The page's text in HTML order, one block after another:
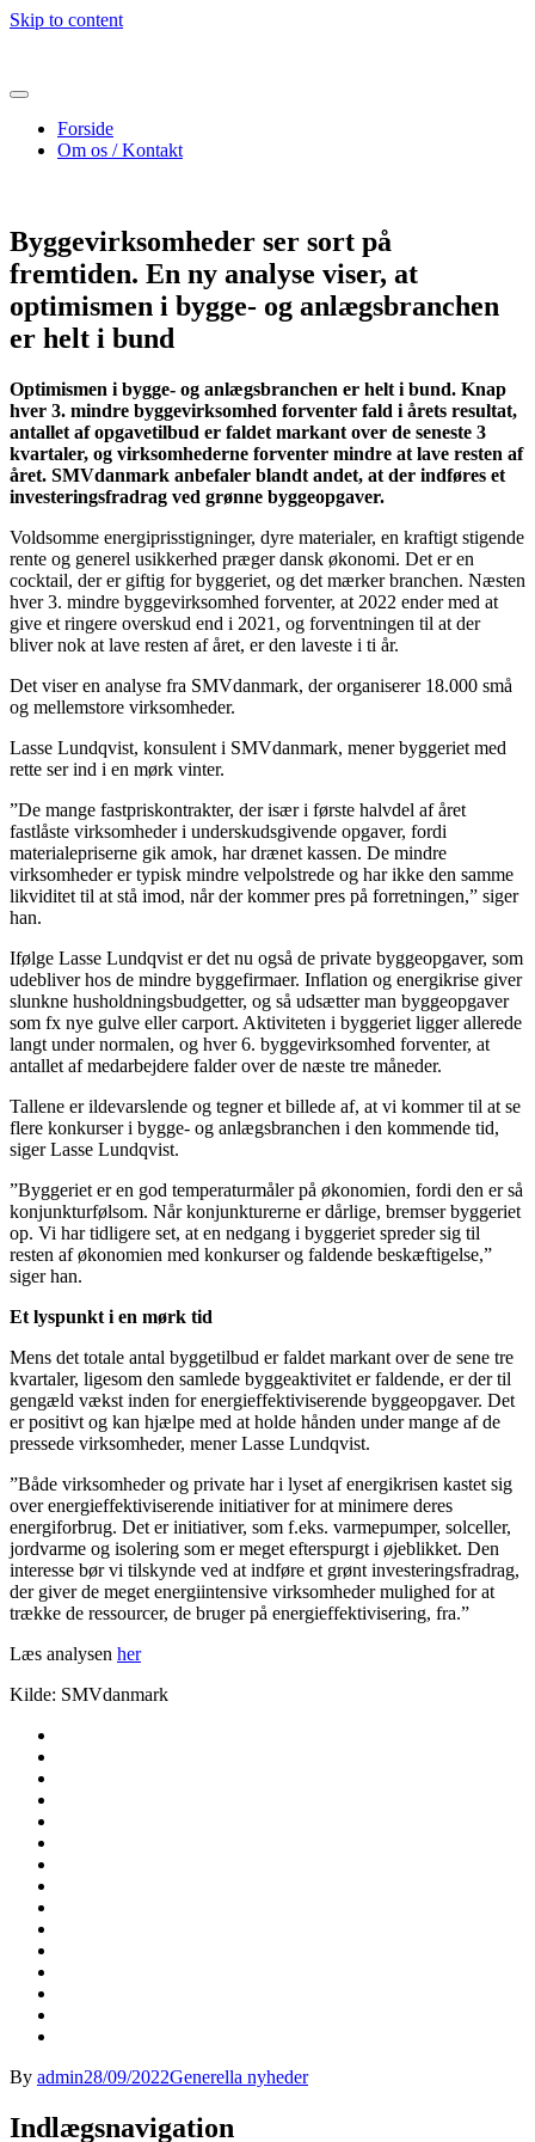
Skip to content
Forside
Om os / Kontakt
Byggevirksomheder ser sort på
fremtiden. En ny analyse viser, at
optimismen i bygge- og anlægsbranchen
er helt i bund
Optimismen i bygge- og anlægsbranchen er helt i bund. Knap
hver 3. mindre byggevirksomhed forventer fald i årets resultat,
antallet af opgavetilbud er faldet markant over de seneste 3
kvartaler, og virksomhederne forventer mindre at lave resten af
året. SMVdanmark anbefaler blandt andet, at der indføres et
investeringsfradrag ved grønne byggeopgaver.
Voldsomme energiprisstigninger, dyre materialer, en kraftigt stigende
rente og generel usikkerhed præger dansk økonomi. Det er en
cocktail, der er giftig for byggeriet, og det mærker branchen. Næsten
hver 3. mindre byggevirksomhed forventer, at 2022 ender med at
give et ringere overskud end i 2021, og forventningen til at der
bliver nok at lave resten af året, er den laveste i ti år.
Det viser en analyse fra SMVdanmark, der organiserer 18.000 små
og mellemstore virksomheder.
Lasse Lundqvist, konsulent i SMVdanmark, mener byggeriet med
rette ser ind i en mørk vinter.
”De mange fastpriskontrakter, der især i første halvdel af året
fastlåste virksomheder i underskudsgivende opgaver, fordi
materialepriserne gik amok, har drænet kassen. De mindre
virksomheder er typisk mindre velpolstrede og har ikke den samme
likviditet til at stå imod, når der kommer pres på forretningen,” siger
han.
Ifølge Lasse Lundqvist er det nu også de private byggeopgaver, som
udebliver hos de mindre byggefirmaer. Inflation og energikrise giver
slunkne husholdningsbudgetter, og så udsætter man byggeopgaver
som fx nye gulve eller carport. Aktiviteten i byggeriet ligger allerede
langt under normalen, og hver 6. byggevirksomhed forventer, at
antallet af medarbejdere falder over de næste tre måneder.
Tallene er ildevarslende og tegner et billede af, at vi kommer til at se
flere konkurser i bygge- og anlægsbranchen i den kommende tid,
siger Lasse Lundqvist.
”Byggeriet er en god temperaturmåler på økonomien, fordi den er så
konjunkturfølsom. Når konjunkturerne er dårlige, bremser byggeriet
op. Vi har tidligere set, at en nedgang i byggeriet spreder sig til
resten af økonomien med konkurser og faldende beskæftigelse,”
siger han.
Et lyspunkt i en mørk tid
Mens det totale antal byggetilbud er faldet markant over de sene tre
kvartaler, ligesom den samlede byggeaktivitet er faldende, er der til
gengæld vækst inden for energieffektiviserende byggeopgaver. Det
er positivt og kan hjælpe med at holde hånden under mange af de
pressede virksomheder, mener Lasse Lundqvist.
”Både virksomheder og private har i lyset af energikrisen kastet sig
over energieffektiviserende initiativer for at minimere deres
energiforbrug. Det er initiativer, som f.eks. varmepumper, solceller,
jordvarme og isolering som er meget efterspurgt i øjeblikket. Den
interesse bør vi tilskynde ved at indføre et grønt investeringsfradrag,
der giver de meget energiintensive virksomheder mulighed for at
trække de ressourcer, de bruger på energieffektivisering, fra.”
Læs analysen her
Kilde: SMVdanmark
By admin28/09/2022Generella nyheder
Indlægsnavigation